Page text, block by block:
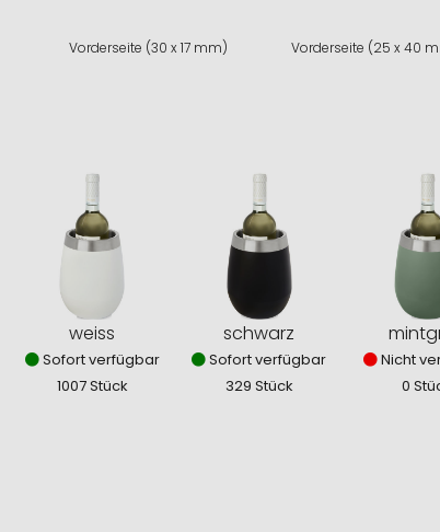
Vorderseite (30 x 17 mm) Vorderseite (25 x 40
weiss
Sofort verfügbar
1007 Stück
schwarz
Sofort verfügbar
329 Stück
Nicht
0